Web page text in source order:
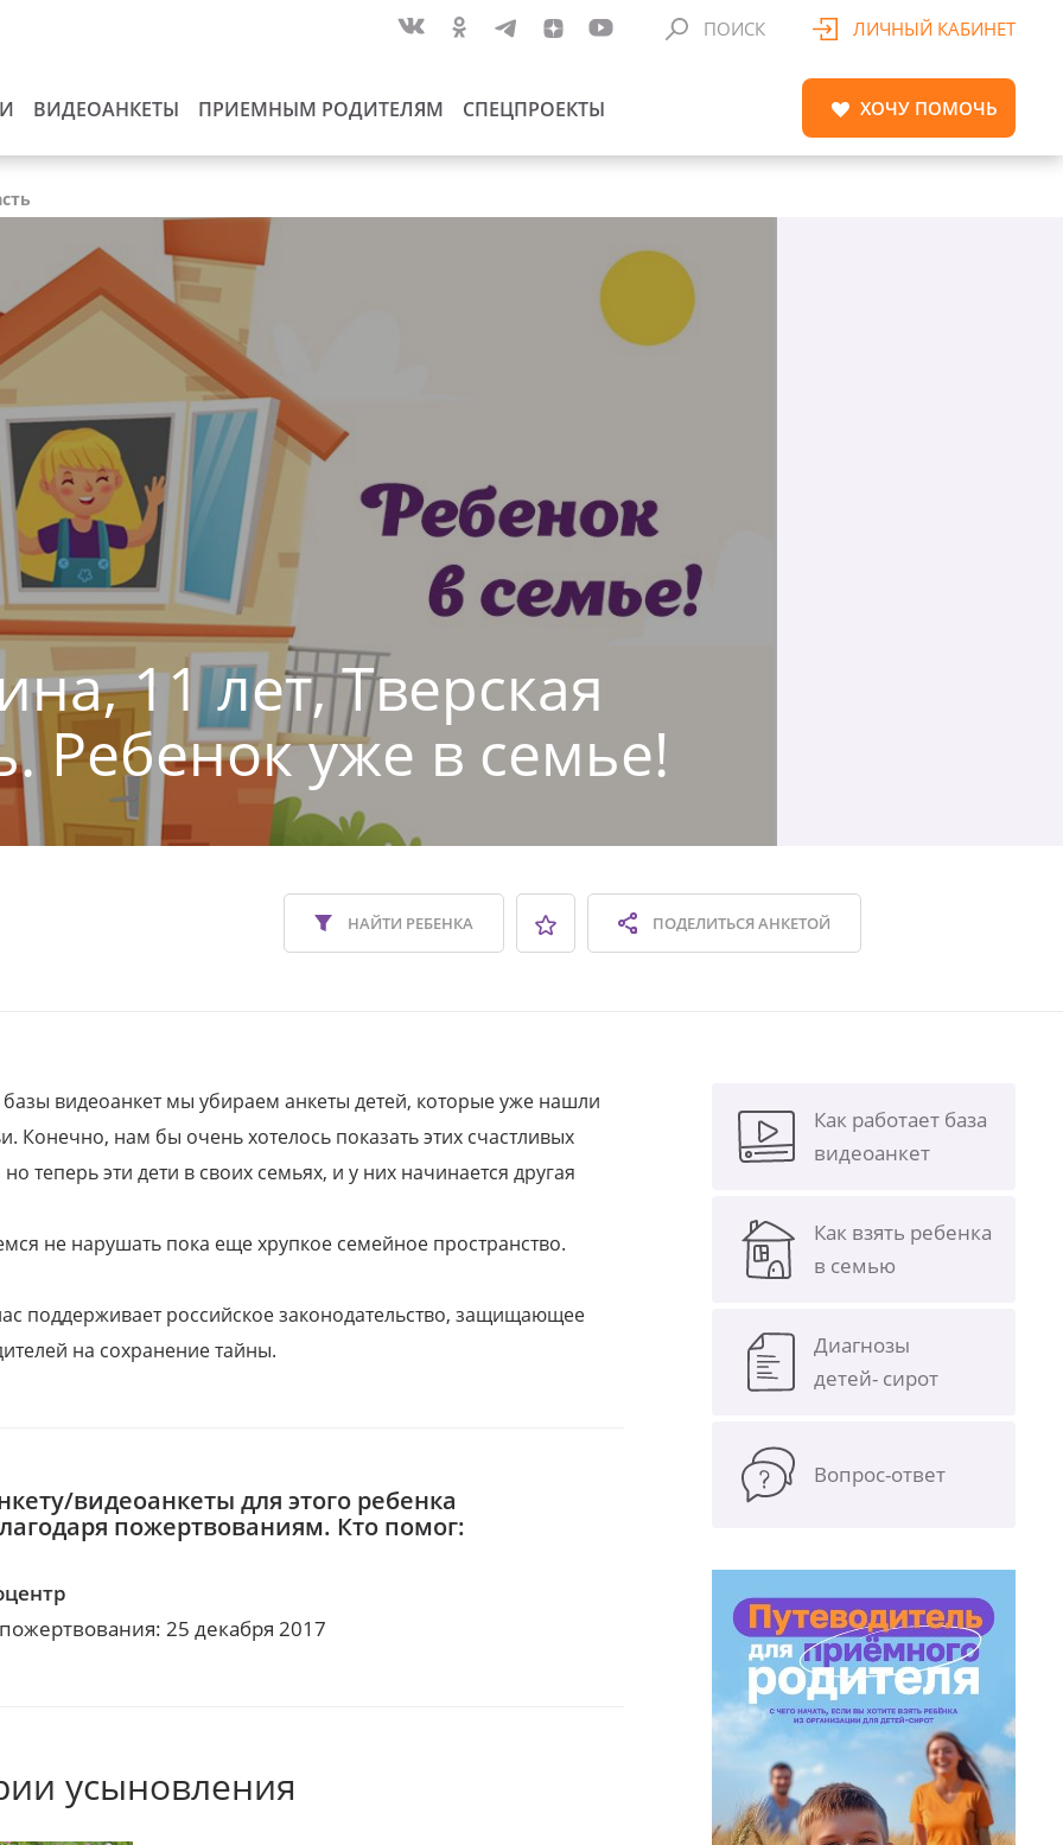
ВИДЕОАНКЕТЫ ПРИЕМНЫМ РОДИТЕЛЯМ СПЕЦПРОЕКТЫ
ПОИСК ЛИЧНЫЙ КАБИНЕТ
ХОЧУ ПОМОЧЬ
11 лет, Тверская
Ребенок уже в семье!
ПОДЕЛИТЬСЯАНКЕТОЙ
НАЙТИ РЕБЕНКА
видеоанкет мы убираем анкеты детей, которые уже нашли
Конечно, нам бы очень хотелось показать этих счастливых
теперь эти дети в своих семьях, и у них начинается другая
не нарушать пока еще хрупкое семейное пространство.
поддерживает российское законодательство, защищающее
на сохранение тайны.
видеоанкеты для этого ребенка
пожертвованиям. Кто помог:
25 декабря 2017
усыновления
Как работает база
видеоанкет
Как взять ребенка
в семью
Диагнозы
детей- сирот
Вопрос-ответ